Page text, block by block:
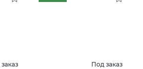
Под заказ